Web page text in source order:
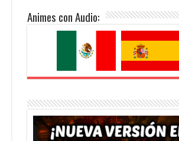
Animes con Audio: